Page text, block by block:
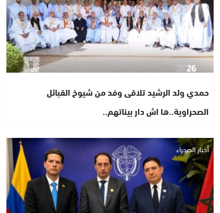
حمدي ولد الرشيد تلاقى وفد من شيوخ القبائل
الصحراوية..ها اش دار بيناتهم..
أخبار الصحراء